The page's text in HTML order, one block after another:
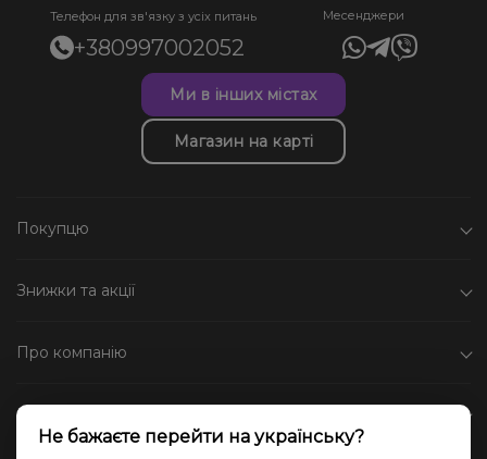
Телефон для зв'язку з усіх питань
+380997002052
Месенджери
Ми в інших містах
Магазин на карті
Покупцю
Знижки та акції
Про компанію
Каталог
Не бажаєте перейти на українську?